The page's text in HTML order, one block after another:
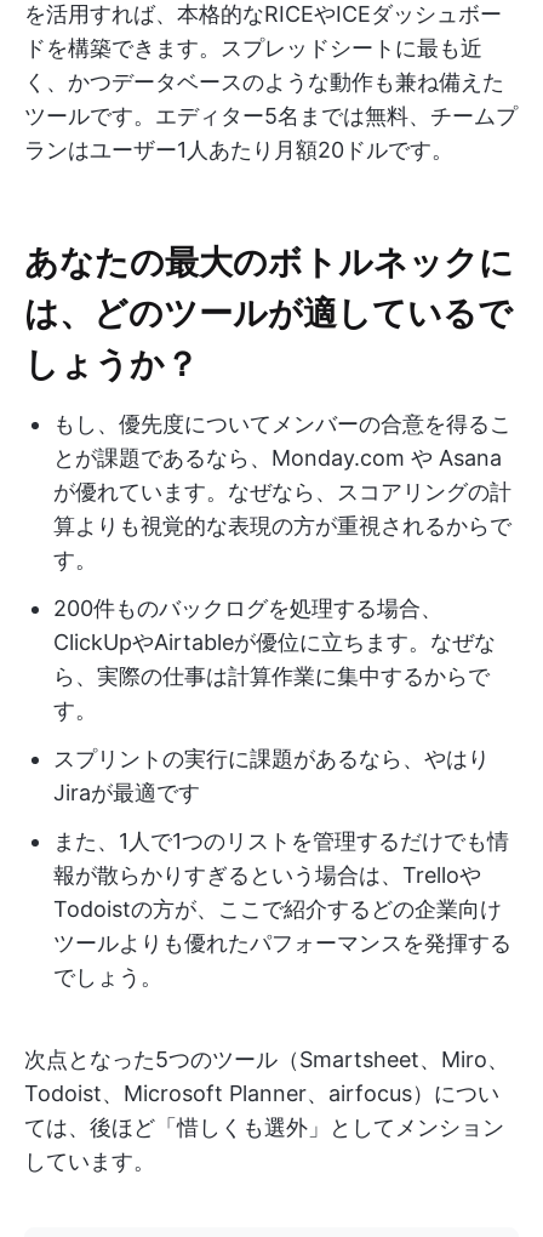
を活用すれば、本格的なRICEやICEダッシュボー
ドを構築できます。スプレッドシートに最も近
く、かつデータベースのような動作も兼ね備えた
ツールです。エディター5名までは無料、チームプ
ランはユーザー1人あたり月額20ドルです。
あなたの最大のボトルネックに
は、どのツールが適しているで
しょうか？
もし、優先度についてメンバーの合意を得るこ
とが課題であるなら、Monday.com や Asana
が優れています。なぜなら、スコアリングの計
算よりも視覚的な表現の方が重視されるからで
す。
200件ものバックログを処理する場合、
ClickUpやAirtableが優位に立ちます。なぜな
ら、実際の仕事は計算作業に集中するからで
す。
スプリントの実行に課題があるなら、やはり
Jiraが最適です
また、1人で1つのリストを管理するだけでも情
報が散らかりすぎるという場合は、Trelloや
Todoistの方が、ここで紹介するどの企業向け
ツールよりも優れたパフォーマンスを発揮する
でしょう。
次点となった5つのツール（Smartsheet、Miro、
Todoist、Microsoft Planner、airfocus）につい
ては、後ほど「惜しくも選外」としてメンション
しています。